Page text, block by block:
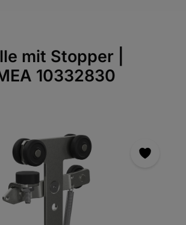
mit Stopper |
10332830